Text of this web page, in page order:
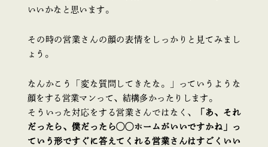
いいかなと思います。
その時の営業さんの顔の表情をしっかりと見てみまし
ょう。
なんかこう「変な質問してきたな。」っていうような
顔をする営業マンって、結構多かったりします。
そういった対応をする営業さんではなく、
「あ、それ
だったら、僕だったら◯◯ホームがいいですかね」っ
ていう形ですぐに答えてくれる営業さんはすごくいい